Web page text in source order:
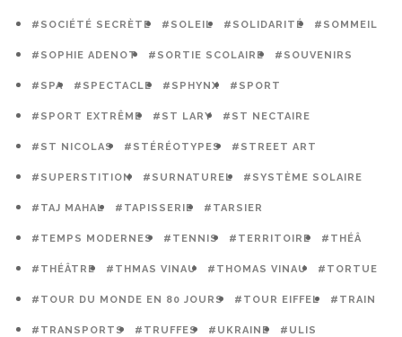
#SOCIÉTÉ SECRÈTE #SOLEIL #SOLIDARITÉ #SOMMEIL
#SOPHIE ADENOT #SORTIE SCOLAIRE #SOUVENIRS
#SPA #SPECTACLE #SPHYNX #SPORT
#SPORT EXTRÊME #ST LARY #ST NECTAIRE
#ST NICOLAS #STÉRÉOTYPES #STREET ART
#SUPERSTITION #SURNATUREL #SYSTÈME SOLAIRE
#TAJ MAHAL #TAPISSERIE #TARSIER
#TEMPS MODERNES #TENNIS #TERRITOIRE #THÉÂ
#THÉÂTRE #THMAS VINAU #THOMAS VINAU #TORTUE
#TOUR DU MONDE EN 80 JOURS #TOUR EIFFEL #TRAIN
#TRANSPORTS #TRUFFES #UKRAINE #ULIS